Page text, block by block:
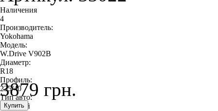
Наличения
4
Производитель:
Yokohama
Модель:
W.Drive V902B
Диаметр:
R18
Профиль:
235/40
Тип авто:
легковой
3879 грн.